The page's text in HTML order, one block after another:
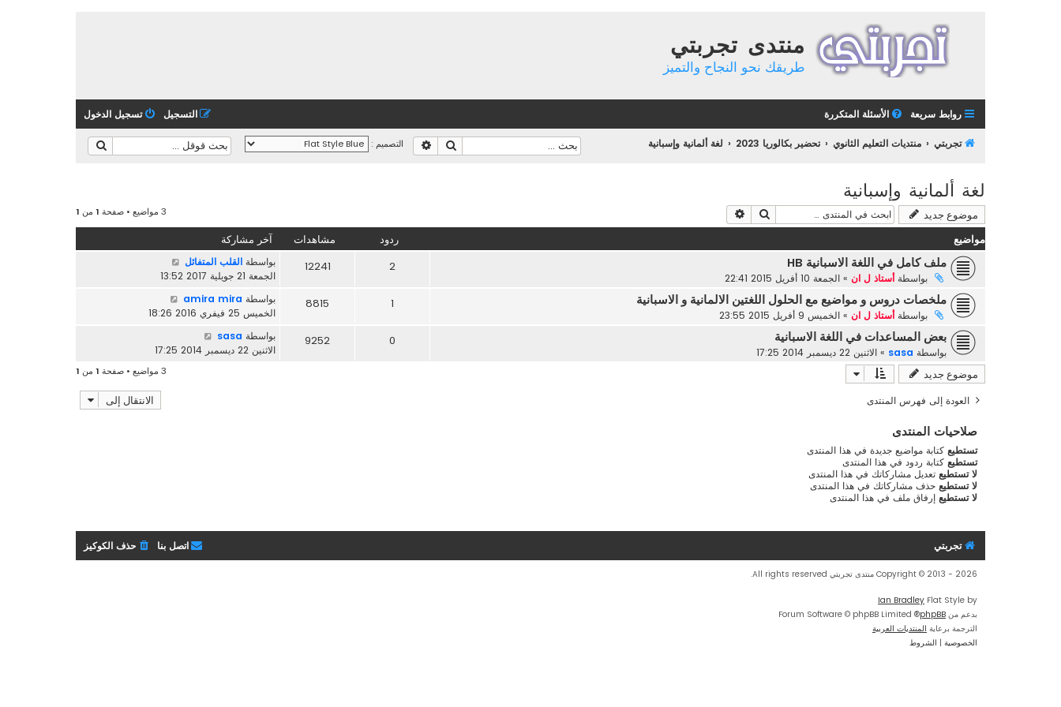
منتدى تجربتي
طريقك نحو النجاح والتميز
روابط سريعة الأسئلة المتكررة تسجيل الدخول التسجيل
تجربتي منتديات التعليم الثانوي تحضير بكالوريا 2023 لغة ألمانية وإسبانية التصميم : بحث بحث متقدم
لغة ألمانية وإسبانية
موضوع جديد بحث 3 مواضيع • صفحة 1 من 1
مواضيع ردود مشاهدات آخر مشاركة
ملف كامل في اللغة الاسبانية HB
بواسطةأستاذ ل ان » الجمعة 10 أفريل 2015 22:41
2
12241 بواسطة القلب المتفائل
الجمعة 21 جويلية 2017 13:52
ملخصات دروس و مواضيع مع الحلول اللغتين الالمانية و الاسبانية
بواسطةأستاذ ل ان » الخميس 9 أفريل 2015 23:55
1
8815 بواسطة amira mira
الخميس 25 فيفري 2016 18:26
بعض المساعدات في اللغة الاسبانية
بواسطة sasa
» الاثنين 22 ديسمبر 2014 17:25
0
9252 بواسطة sasa
الاثنين 22 ديسمبر 2014 17:25
موضوع جديد 3 مواضيع • صفحة 1 من 1
العودة إلى فهرس المنتدى الانتقال إلى
صلاحيات المنتدى
تستطيع كتابة مواضيع جديدة في هذا المنتدى
تستطيع كتابة ردود في هذا المنتدى
لا تستطيع تعديل مشاركاتك في هذا المنتدى
لا تستطيع حذف مشاركاتك في هذا المنتدى
لا تستطيع إرفاق ملف في هذا المنتدى
تجربتي حذف الكوكيز اتصل بنا
Copyright © 2013 - 2026 منتدى تجربتي All rights reserved.
Flat Style by
Ian Bradley
بدعم من phpBB
® Forum Software © phpBB Limited
الترجمة برعاية المنتديات العربية
الخصوصية | الشروط